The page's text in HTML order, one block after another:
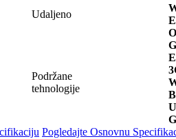
Udaljeno
Podržane
tehnologije
Pogledajte Osnovnu